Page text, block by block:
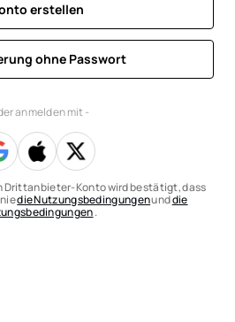
erstellen
ohne Passwort
anmelden mit -
Drittanbieter-Konto wird bestätigt, dass
die Nutzungsbedingungenunddie
.